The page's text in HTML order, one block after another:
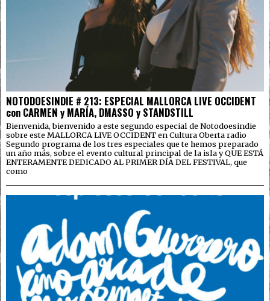
NOTODOESINDIE # 213: ESPECIAL MALLORCA LIVE OCCIDENT
con CARMEN y MARÍA, DMASSO y STANDSTILL
Bienvenida, bienvenido a este segundo especial de Notodoesindie
sobre este MALLORCA LIVE OCCIDENT en Cultura Oberta radio
Segundo programa de los tres especiales que te hemos preparado
un año más, sobre el evento cultural principal de la isla y QUE ESTÁ
ENTERAMENTE DEDICADO AL PRIMER DÍA DEL FESTIVAL, que
como